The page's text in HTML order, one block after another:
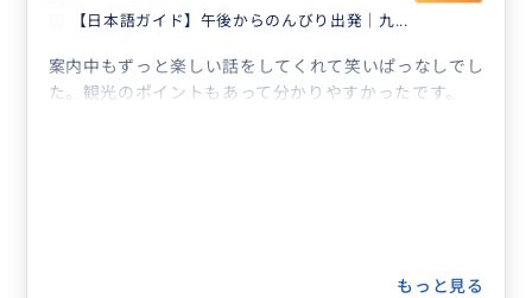
【日本語ガイド】午後からのんびり出発｜九...
案内中もずっと楽しい話をしてくれて笑いぱっなしでし
た。観光のポイントもあって分かりやすかったです。
もっと見る